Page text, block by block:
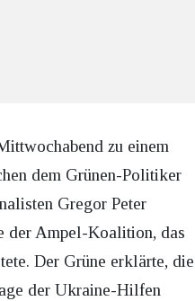
zu einem
dem Grünen-Politiker
Gregor Peter
der Ampel-Koalition, das
Der Grüne erklärte, die
der Ukraine-Hilfen